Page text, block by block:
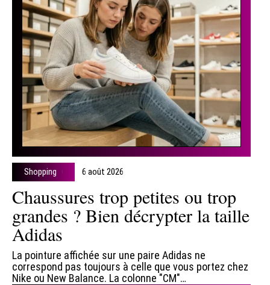
Shopping 6 août 2026
Chaussures trop petites ou trop
grandes ? Bien décrypter la taille
Adidas
La pointure affichée sur une paire Adidas ne
correspond pas toujours à celle que vous portez chez
Nike ou New Balance. La colonne "CM"…